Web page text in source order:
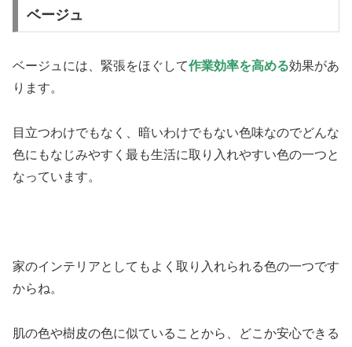
ベージュ
ベージュには、緊張をほぐして作業効率を高める効果があ
ります。
目立つわけでもなく、暗いわけでもない色味なのでどんな
色にもなじみやすく最も生活に取り入れやすい色の一つと
なっています。
家のインテリアとしてもよく取り入れられる色の一つです
からね。
肌の色や樹皮の色に似ていることから、どこか安心できる